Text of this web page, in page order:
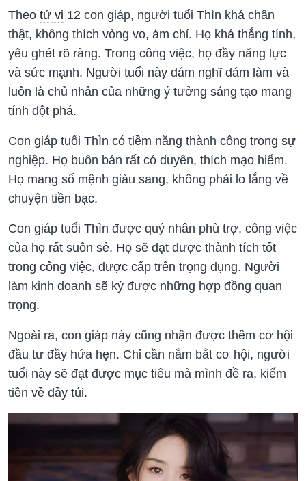
Theo tử vi 12 con giáp, người tuổi Thìn khá chân
thật, không thích vòng vo, ám chỉ. Họ khá thẳng tính,
yêu ghét rõ ràng. Trong công việc, họ đầy năng lực
và sức mạnh. Người tuổi này dám nghĩ dám làm và
luôn là chủ nhân của những ý tưởng sáng tạo mang
tính đột phá.
Con giáp tuổi Thìn có tiềm năng thành công trong sự
nghiệp. Họ buôn bán rất có duyên, thích mạo hiểm.
Họ mang số mệnh giàu sang, không phải lo lắng về
chuyện tiền bạc.
Con giáp tuổi Thìn được quý nhân phù trợ, công việc
của họ rất suôn sẻ. Họ sẽ đạt được thành tích tốt
trong công việc, được cấp trên trọng dụng. Người
làm kinh doanh sẽ ký được những hợp đồng quan
trọng.
Ngoài ra, con giáp này cũng nhận được thêm cơ hội
đầu tư đầy hứa hẹn. Chỉ cần nắm bắt cơ hội, người
tuổi này sẽ đạt được mục tiêu mà mình đề ra, kiếm
tiền về đầy túi.